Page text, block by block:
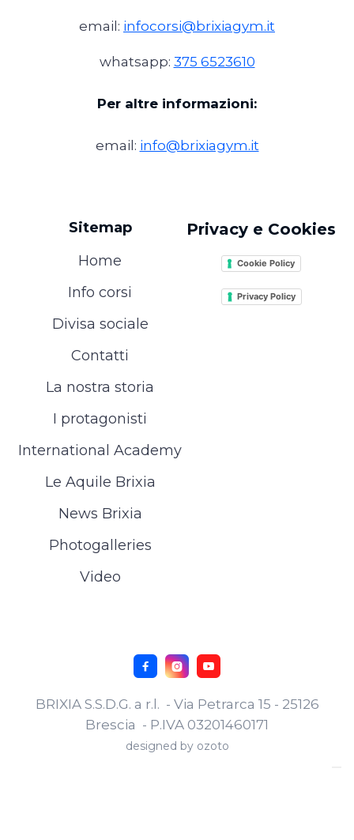
email: infocorsi@brixiagym.it
whatsapp: 375 6523610
Per altre informazioni:
email: info@brixiagym.it
Sitemap
Home
Info corsi
Divisa sociale
Contatti
La nostra storia
I protagonisti
International Academy
Le Aquile Brixia
News Brixia
Photogalleries
Video
Privacy e Cookies
Cookie Policy
Privacy Policy
BRIXIA S.S.D.G. a r.l. - Via Petrarca 15 - 25126
Brescia - P.IVA 03201460171
designed by ozoto
  